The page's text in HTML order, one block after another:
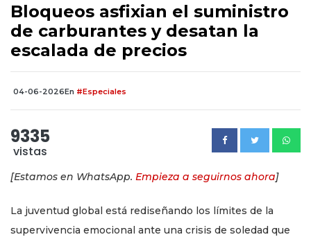
Bloqueos asfixian el suministro
de carburantes y desatan la
escalada de precios
04-06-2026En #Especiales
9335
vistas
[Estamos en WhatsApp. Empieza a seguirnos ahora]
La juventud global está rediseñando los límites de la
supervivencia emocional ante una crisis de soledad que